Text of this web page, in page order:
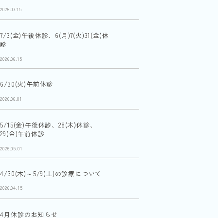
2026.07.15
7/3(金)午後休診、6(月)7(火)31(金)休
診
2026.06.15
6/30(火)午前休診
2026.06.01
5/15(金)午後休診、28(木)休診、
29(金)午前休診
2026.05.01
4/30(木)～5/9(土)の診療について
2026.04.15
4月休診のお知らせ